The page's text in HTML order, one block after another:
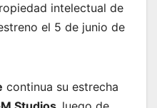
intelectual de
el 5 de junio de
continua su estrecha